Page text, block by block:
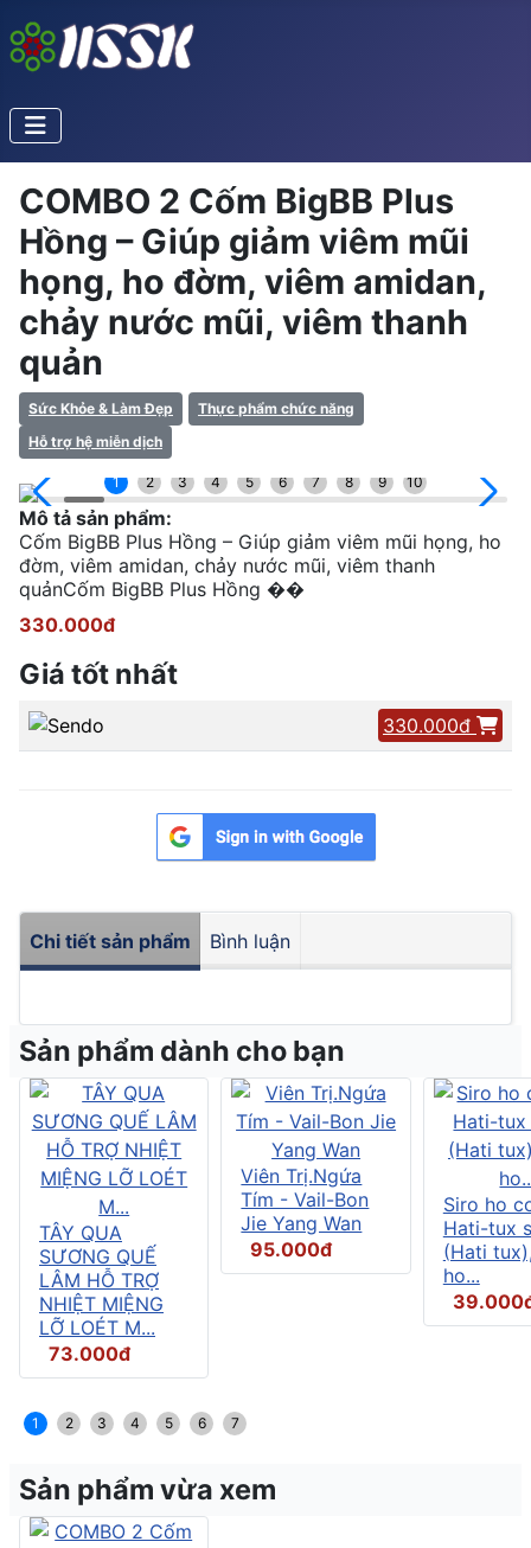
COMBO 2 Cốm BigBB Plus
Hồng – Giúp giảm viêm mũi
họng, ho đờm, viêm amidan,
chảy nước mũi, viêm thanh
quản
Sức Khỏe & Làm Đẹp
Thực phẩm chức năng
Hỗ trợ hệ miễn dịch
1 2 3 4 5 6 7 8 9 10
Mô tả sản phẩm:
Cốm BigBB Plus Hồng – Giúp giảm viêm mũi họng, ho
đờm, viêm amidan, chảy nước mũi, viêm thanh
quảnCốm BigBB Plus Hồng ��
330.000đ
Giá tốt nhất
330.000đ
Chi tiết sản phẩm Bình luận
Sản phẩm dành cho bạn
TÂY QUA
SƯƠNG QUẾ
LÂM HỖ TRỢ
NHIỆT MIỆNG
LỠ LOÉT M...
73.000đ
Viên Trị.Ngứa
Tím - Vail-Bon
Jie Yang Wan
95.000đ
Siro ho
Hati-tux
(Hati
ho...
1 2 3 4 5 6 7
Sản phẩm vừa xem